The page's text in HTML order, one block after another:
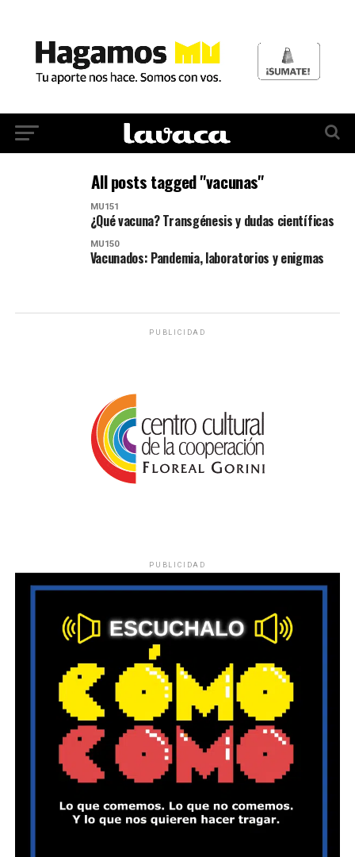
All posts tagged "vacunas"
MU151
¿Qué vacuna? Transgénesis y dudas científicas
MU150
Vacunados: Pandemia, laboratorios y enigmas
PUBLICIDAD
PUBLICIDAD